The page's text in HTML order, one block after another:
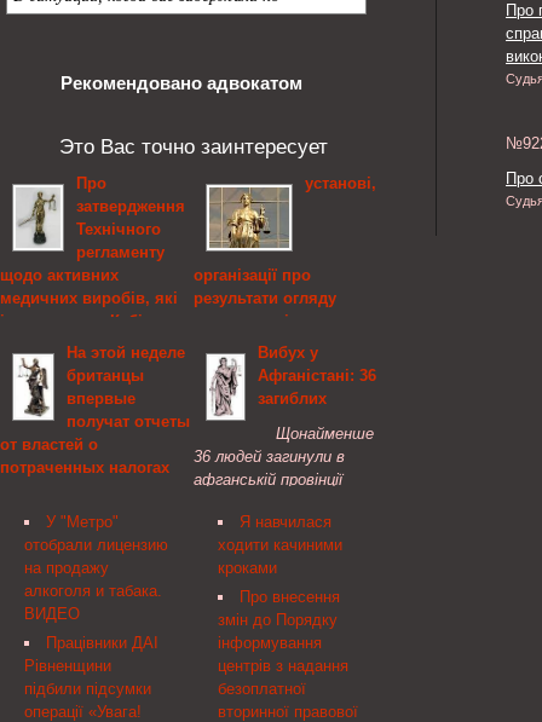
Рекомендовано адвокатом
Это Вас точно заинтересует
Про
затвердження
Технічного
регламенту
щодо активних
медичних виробів, які
імплантують, Кабінет
Міністрів України
Про затвердження
Технічного регламенту
щодо активних медичних
виробів, які імплантують
Відповідно до статті 14
стандарти, технічні
регламенти та
процедури оцінки
відповідності"( 3164-15 )
Кабінет Міністрів
України постановляє:
На этой неделе
британцы
впервые
получат отчеты
от властей о
потраченных налогах
британских
налогоплательщиков на
этой неделе начнут
получать налоговые
отчеты, в которых
будет указана сумма
выплаченных ими
налогов, а также
информация о том, как
У "Метро"
отобрали лицензию
на продажу
алкоголя и табака.
ВИДЕО
Працівники ДАІ
Рівненщини
підбили підсумки
операції «Увага!
установі,
організації про
результати огляду
медико-соціальною
експертною комісією»,
Міністерство охорони
здоров'я
УкраїниЗАТВЕРДЖЕНО
ЗАТВЕРДЖЕНО Наказ
Міністерства охорони
30.07.2012 № 577
Директор
Департаменту реформ
та розвитку медичної
допомоги М. К. Хобзей
Вибух у
Афганістані: 36
загиблих
Щонайменше
36 людей загинули в
афганській провінції
заході країни, в
результаті серії вибухів.
Я навчилася
ходити качиними
кроками
Про внесення
змін до Порядку
інформування
центрів з надання
безоплатної
вторинної правової
Про
Про